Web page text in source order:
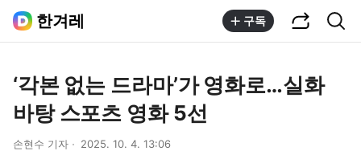
한겨레 구독
‘각본 없는 드라마’가 영화로…실화
바탕 스포츠 영화 5선
손현수 기자 2025. 10. 4. 13:06